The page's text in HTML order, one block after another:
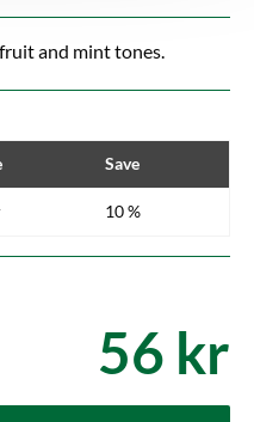
and mint tones.
Save
10 %
56 kr